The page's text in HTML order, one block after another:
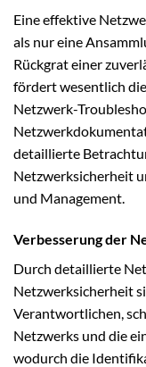
Eine effektive
als nur eine
Rückgrat einer
fördert wesentlich
Netzwerk-
detaillierte
Netzwerksicherheit
und Management.
Verbesserung der
Durch detaillierte
Netzwerksicherheit
Verantwortlichen,
Netzwerks und die
wodurch die